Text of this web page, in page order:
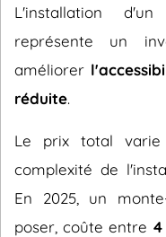
L'installation
représente un
améliorer
réduite.
Le prix total
complexité de
En 2025, un
poser, coûte entre